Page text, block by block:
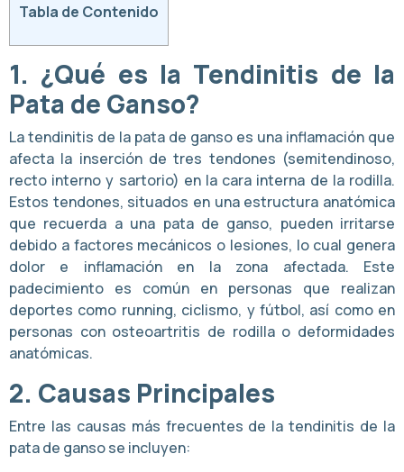
Tabla de Contenido
1. ¿Qué es la Tendinitis de la
Pata de Ganso?
La tendinitis de la pata de ganso es una inflamación que
afecta la inserción de tres tendones (semitendinoso,
recto interno y sartorio) en la cara interna de la rodilla.
Estos tendones, situados en una estructura anatómica
que recuerda a una pata de ganso, pueden irritarse
debido a factores mecánicos o lesiones, lo cual genera
dolor e inflamación en la zona afectada. Este
padecimiento es común en personas que realizan
deportes como running, ciclismo, y fútbol, así como en
personas con osteoartritis de rodilla o deformidades
anatómicas.
2. Causas Principales
Entre las causas más frecuentes de la tendinitis de la
pata de ganso se incluyen: